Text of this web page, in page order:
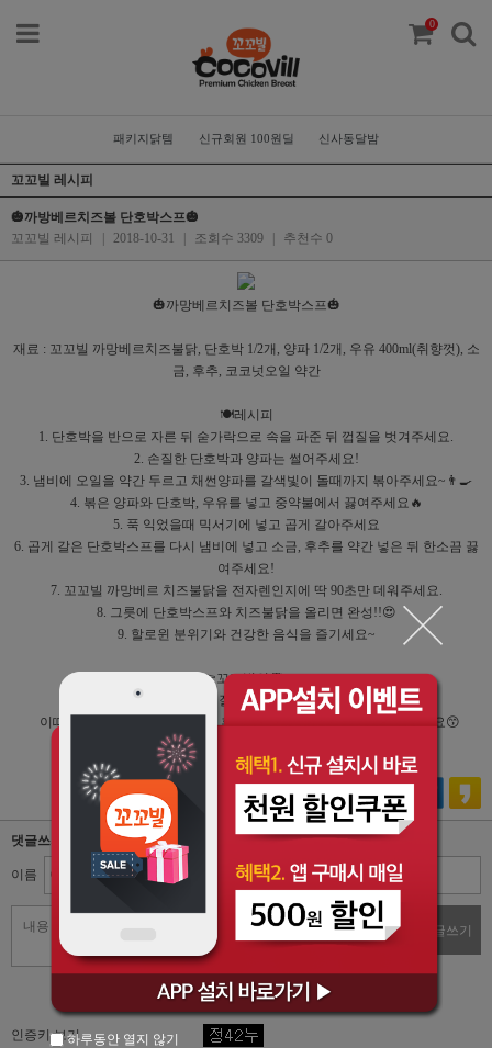
0
패키지닭템 신규회원 100원딜 신사동달밤
꼬꼬빌 레시피
🎃까방베르치즈볼 단호박스프🎃
꼬꼬빌 레시피
2018-10-31 조회수 3309 추천수 0
🎃까망베르치즈볼 단호박스프🎃
재료 : 꼬꼬빌 까망베르치즈불닭, 단호박 1/2개, 양파 1/2개, 우유 400ml(취향껏), 소
금, 후추, 코코넛오일 약간
🍽레시피
1. 단호박을 반으로 자른 뒤 숟가락으로 속을 파준 뒤 껍질을 벗겨주세요.
2. 손질한 단호박과 양파는 썰어주세요!
3. 냄비에 오일을 약간 두르고 채썬양파를 갈색빛이 돌때까지 볶아주세요~👨‍🍳
4. 볶은 양파와 단호박, 우유를 넣고 중약불에서 끓여주세요🔥
5. 푹 익었을때 믹서기에 넣고 곱게 갈아주세요
6. 곱게 갈은 단호박스프를 다시 냄비에 넣고 소금, 후추를 약간 넣은 뒤 한소끔 끓
여주세요!
7. 꼬꼬빌 까망베르 치즈불닭을 전자렌인지에 딱 90초만 데워주세요.
8. 그릇에 단호박스프와 치즈불닭을 올리면 완성!!😍
9. 할로윈 분위기와 건강한 음식을 즐기세요~
👉꼬꼬빌의 Tip
👉단호박 껍질을 벗겨줘야하는데,
이때 전자렌지에 5분 정도 돌린 후 껍질을 벗기면 휠~씬 더 잘 벗겨져요😙
👉씹는 식감을 좋아하시면 믹서기에 갈지 않아도 좋아요~
댓글쓰기
이름 비밀번호
댓글쓰기
자동입력방지 프로그램
인증키 보기하루동안 열지 않기